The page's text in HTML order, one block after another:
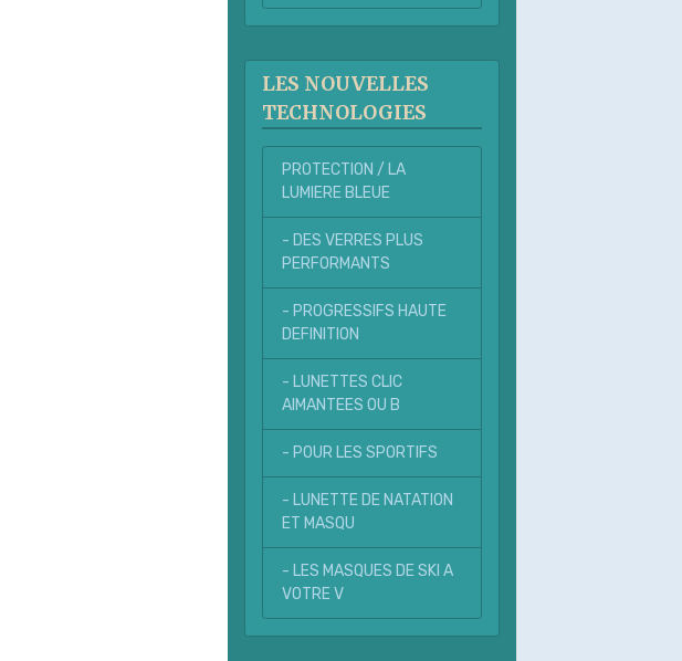
LES NOUVELLES
TECHNOLOGIES
PROTECTION / LA
LUMIERE BLEUE
- DES VERRES PLUS
PERFORMANTS
- PROGRESSIFS HAUTE
DEFINITION
- LUNETTES CLIC
AIMANTEES OU B
- POUR LES SPORTIFS
- LUNETTE DE NATATION
ET MASQU
- LES MASQUES DE SKI A
VOTRE V